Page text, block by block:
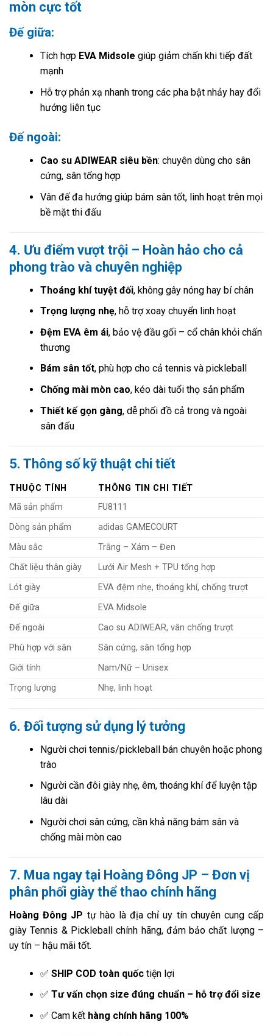
mòn cực tốt
Đế giữa:
Tích hợp EVA Midsole giúp giảm chấn khi tiếp đất
mạnh
Hỗ trợ phản xạ nhanh trong các pha bật nhảy hay đổi
hướng liên tục
Đế ngoài:
Cao su ADIWEAR siêu bền: chuyên dùng cho sân
cứng, sân tổng hợp
Vân đế đa hướng giúp bám sân tốt, linh hoạt trên mọi
bề mặt thi đấu
4. Ưu điểm vượt trội – Hoàn hảo cho cả
phong trào và chuyên nghiệp
Thoáng khí tuyệt đối, không gây nóng hay bí chân
Trọng lượng nhẹ, hỗ trợ xoay chuyển linh hoạt
Đệm EVA êm ái, bảo vệ đầu gối – cổ chân khỏi chấn
thương
Bám sân tốt, phù hợp cho cả tennis và pickleball
Chống mài mòn cao, kéo dài tuổi thọ sản phẩm
Thiết kế gọn gàng, dễ phối đồ cả trong và ngoài
sân đấu
5. Thông số kỹ thuật chi tiết
THUỘC TÍNH
THÔNG TIN CHI TIẾT
Mã sản phẩm
FU8111
Dòng sản phẩm
adidas GAMECOURT
Màu sắc
Trắng – Xám – Đen
Chất liệu thân giày
Lưới Air Mesh + TPU tổng hợp
Lót giày
EVA đệm nhẹ, thoáng khí, chống trượt
Đế giữa
EVA Midsole
Đế ngoài
Cao su ADIWEAR, vân chống trượt
Phù hợp với sân
Sân cứng, sân tổng hợp
Giới tính
Nam/Nữ – Unisex
Trọng lượng
Nhẹ, linh hoạt
6. Đối tượng sử dụng lý tưởng
Người chơi tennis/pickleball bán chuyên hoặc phong
trào
Người cần đôi giày nhẹ, êm, thoáng khí để luyện tập
lâu dài
Người chơi sân cứng, cần khả năng bám sân và
chống mài mòn cao
7. Mua ngay tại Hoàng Đông JP – Đơn vị
phân phối giày thể thao chính hãng
Hoàng Đông JP tự hào là địa chỉ uy tín chuyên cung cấp
giày Tennis & Pickleball chính hãng, đảm bảo chất lượng –
uy tín – hậu mãi tốt.
✅ SHIP COD toàn quốctiện lợi
✅ Tư vấn chọn size đúng chuẩn – hỗ trợ đổi size
✅ Cam kết hàng chính hãng 100%